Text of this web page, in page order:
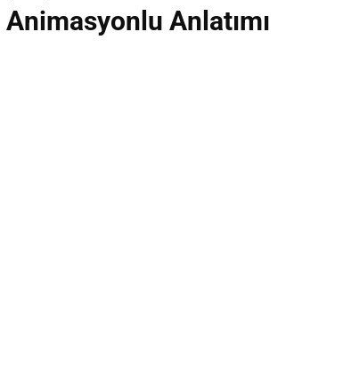
Animasyonlu Anlatımı